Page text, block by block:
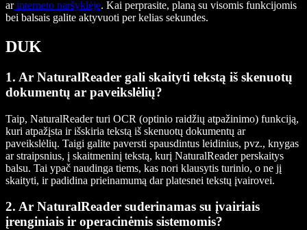
ar interneto naršyklėje. Kai perprasite, planą su visomis funkcijomis
bei balsais galite aktyvuoti per kelias sekundes.
DUK
1. Ar NaturalReader gali skaityti tekstą iš skenuotų
dokumentų ar paveikslėlių?
Taip, NaturalReader turi OCR (optinio raidžių atpažinimo) funkciją,
kuri atpažįsta ir išskiria tekstą iš skenuotų dokumentų ar
paveikslėlių. Taigi galite paversti spausdintus leidinius, pvz., knygas
ar straipsnius, į skaitmeninį tekstą, kurį NaturalReader perskaitys
balsu. Tai ypač naudinga tiems, kas nori klausytis turinio, o ne jį
skaityti, ir padidina prieinamumą dar platesnei tekstų įvairovei.
2. Ar NaturalReader suderinamas su įvairiais
įrenginiais ir operacinėmis sistemomis?